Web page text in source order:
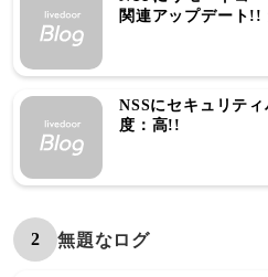
関連アップデート
NSSにセキュリテ
度：高!!
2 無題なログ